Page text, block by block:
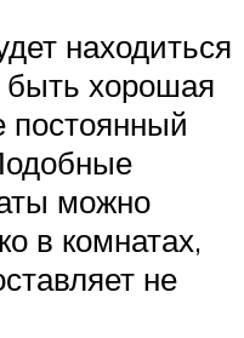
находиться
быть хорошая
постоянный
можно
в комнатах,
не